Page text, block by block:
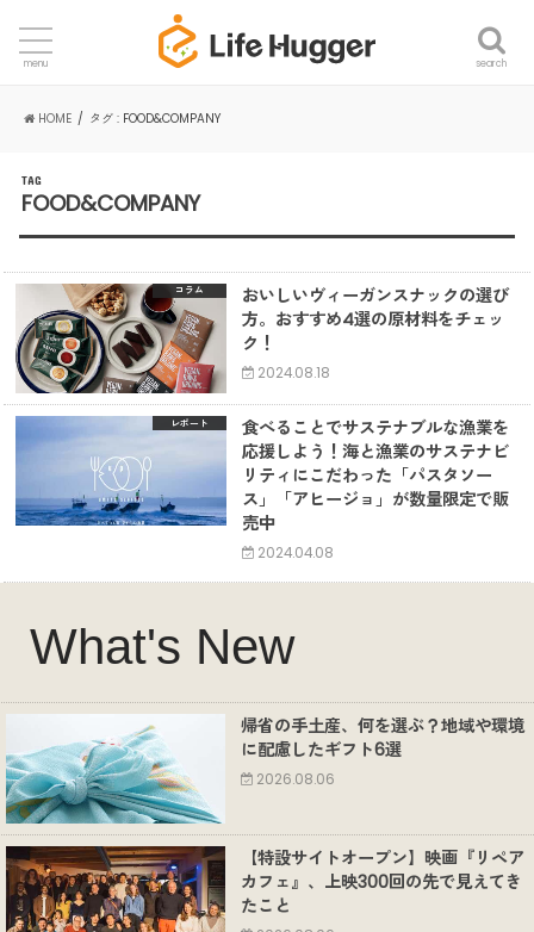
search
menu
HOME タグ : FOOD&COMPANY
TAG
FOOD&COMPANY
コラム
おいしいヴィーガンスナックの選び
方。おすすめ4選の原材料をチェッ
ク！
2024.08.18
レポート
食べることでサステナブルな漁業を
応援しよう！海と漁業のサステナビ
リティにこだわった「パスタソー
ス」「アヒージョ」が数量限定で販
売中
2024.04.08
What's New
帰省の手土産、何を選ぶ？地域や環境
に配慮したギフト6選
2026.08.06
【特設サイトオープン】映画『リペア
カフェ』、上映300回の先で見えてき
たこと